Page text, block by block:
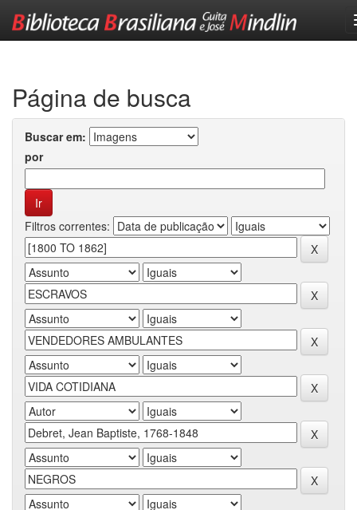
Página de busca
Buscar em:
por
Filtros correntes: